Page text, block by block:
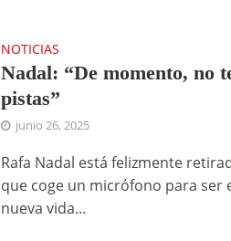
NOTICIAS
Nadal: “De momento, no
pistas”
junio 26, 2025
Rafa Nadal está felizmente
que coge un micrófono para ser
nueva vida...